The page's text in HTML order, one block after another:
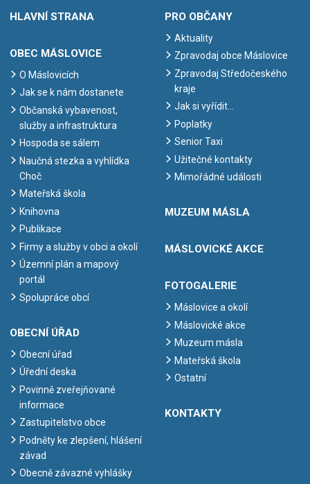
HLAVNÍ STRANA
OBEC MÁSLOVICE
O Máslovicích
Jak se k nám dostanete
Občanská vybavenost,
služby a infrastruktura
Hospoda se sálem
Naučná stezka a vyhlídka
Choč
Mateřská škola
Knihovna
Publikace
Firmy a služby v obci a okolí
Územní plán a mapový
portál
Spolupráce obcí
OBECNÍ ÚŘAD
Obecní úřad
Úřední deska
Povinně zveřejňované
informace
Zastupitelstvo obce
Podněty ke zlepšení, hlášení
závad
Obecně závazné vyhlášky
PRO OBČANY
Aktuality
Zpravodaj obce Máslovice
Zpravodaj Středočeského
kraje
Jak si vyřídit…
Poplatky
Senior Taxi
Užitečné kontakty
Mimořádné události
MUZEUM MÁSLA
MÁSLOVICKÉ AKCE
FOTOGALERIE
Máslovice a okolí
Máslovické akce
Muzeum másla
Mateřská škola
Ostatní
KONTAKTY